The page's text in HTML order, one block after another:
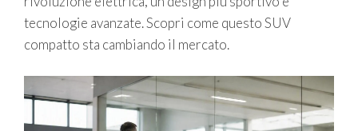
tecnologie avanzate. Scopri come questo SUV
compatto sta cambiando il mercato.